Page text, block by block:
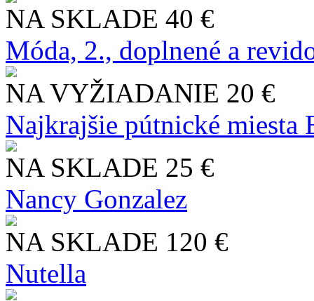
NA SKLADE 40 €
Móda, 2., doplnené a
NA VYŽIADANIE 20 €
Najkrajšie pútnické miesta
NA SKLADE 25 €
Nancy Gonzalez
NA SKLADE 120 €
Nutella